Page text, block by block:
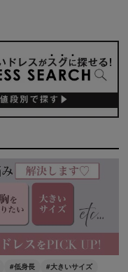
#低身長 #大きいサイズ